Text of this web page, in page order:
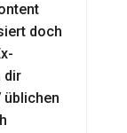
doch
dir
üblichen